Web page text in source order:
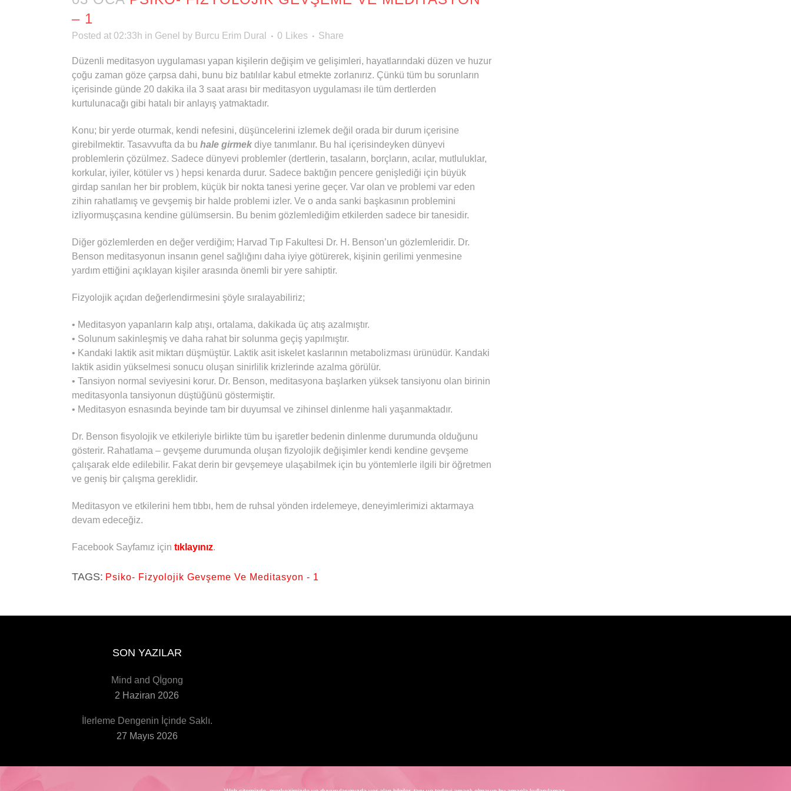
– 1
Posted at 02:33h in Genel by Burcu Erim Dural 0 Likes Share
Düzenli meditasyon uygulaması yapan kişilerin değişim ve gelişimleri, hayatlarındaki düzen ve huzur
çoğu zaman göze çarpsa dahi, bunu biz batılılar kabul etmekte zorlanırız. Çünkü tüm bu sorunların
içerisinde günde 20 dakika ila 3 saat arası bir meditasyon uygulaması ile tüm dertlerden
kurtulunacağı gibi hatalı bir anlayış yatmaktadır.
Konu; bir yerde oturmak, kendi nefesini, düşüncelerini izlemek değil orada bir durum içerisine
girebilmektir. Tasavvufta da bu hale girmek diye tanımlanır. Bu hal içerisindeyken dünyevi
problemlerin çözülmez. Sadece dünyevi problemler (dertlerin, tasaların, borçların, acılar, mutluluklar,
korkular, iyiler, kötüler vs ) hepsi kenarda durur. Sadece baktığın pencere genişlediği için büyük
girdap sanılan her bir problem, küçük bir nokta tanesi yerine geçer. Var olan ve problemi var eden
zihin rahatlamış ve gevşemiş bir halde problemi izler. Ve o anda sanki başkasının problemini
izliyormuşçasına kendine gülümsersin. Bu benim gözlemlediğim etkilerden sadece bir tanesidir.
Diğer gözlemlerden en değer verdiğim; Harvad Tıp Fakultesi Dr. H. Benson’un gözlemleridir. Dr.
Benson meditasyonun insanın genel sağlığını daha iyiye götürerek, kişinin gerilimi yenmesine
yardım ettiğini açıklayan kişiler arasında önemli bir yere sahiptir.
Fizyolojik açıdan değerlendirmesini şöyle sıralayabiliriz;
• Meditasyon yapanların kalp atışı, ortalama, dakikada üç atış azalmıştır.
• Solunum sakinleşmiş ve daha rahat bir solunma geçiş yapılmıştır.
• Kandaki laktik asit miktarı düşmüştür. Laktik asit iskelet kaslarının metabolizması ürünüdür. Kandaki
laktik asidin yükselmesi sonucu oluşan sinirlilik krizlerinde azalma görülür.
• Tansiyon normal seviyesini korur. Dr. Benson, meditasyona başlarken yüksek tansiyonu olan birinin
meditasyonla tansiyonun düştüğünü göstermiştir.
• Meditasyon esnasında beyinde tam bir duyumsal ve zihinsel dinlenme hali yaşanmaktadır.
Dr. Benson fisyolojik ve etkileriyle birlikte tüm bu işaretler bedenin dinlenme durumunda olduğunu
gösterir. Rahatlama – gevşeme durumunda oluşan fizyolojik değişimler kendi kendine gevşeme
çalışarak elde edilebilir. Fakat derin bir gevşemeye ulaşabilmek için bu yöntemlerle ilgili bir öğretmen
ve geniş bir çalışma gereklidir.
Meditasyon ve etkilerini hem tıbbı, hem de ruhsal yönden irdelemeye, deneyimlerimizi aktarmaya
devam edeceğiz.
Facebook Sayfamız için tıklayınız.
TAGS: Psiko- Fizyolojik Gevşeme Ve Meditasyon - 1
SON YAZILAR
Mind and Qİgong
2 Haziran 2026
İlerleme Dengenin İçinde Saklı.
27 Mayıs 2026